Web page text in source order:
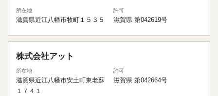
所在地
滋賀県近江八幡市牧町１５３５
許可
滋賀県 第042619号
株式会社アット
所在地
滋賀県近江八幡市安土町東老蘇
１７４１
許可
滋賀県 第042664号